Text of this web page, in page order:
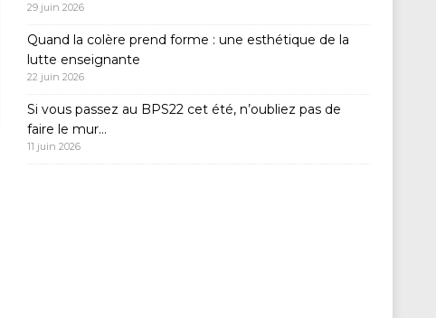
29 juin 2026
Quand la colère prend forme : une esthétique de la
lutte enseignante
22 juin 2026
Si vous passez au BPS22 cet été, n’oubliez pas de
faire le mur…
11 juin 2026